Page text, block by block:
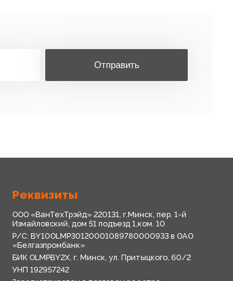
Отправить
Реквизиты
ООО «ВанТехТрэйд» 220131, г.Минск, пер. 1-й
Измайловский, дом 51 подъезд 1,ком. 10
Р/С: BY10OLMP30120001089780000933 в OАО
«Белгазпромбанк»
БИК OLMPBY2X. г. Минск, ул. Притыцкого, 60/2
УНП 192957242